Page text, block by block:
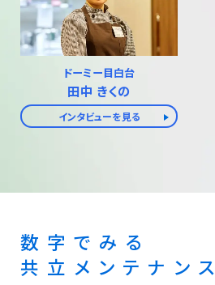
ドーミー目白台
田中 きくの
インタビューを見る
数字でみる
共立メンテナンス